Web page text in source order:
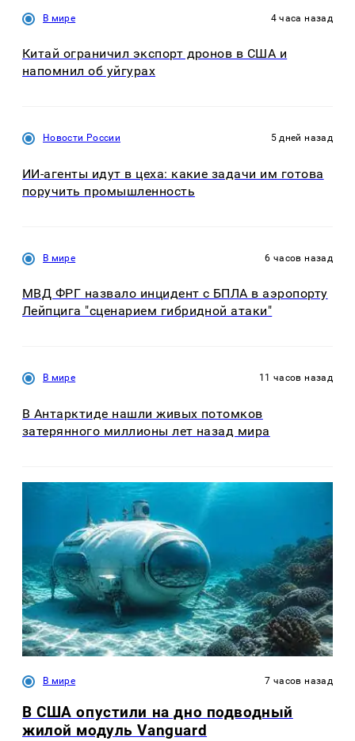
В мире 4 часа назад
Китай ограничил экспорт дронов в США и
напомнил об уйгурах
Новости России 5 дней назад
ИИ-агенты идут в цеха: какие задачи им готова
поручить промышленность
В мире 6 часов назад
МВД ФРГ назвало инцидент с БПЛА в аэропорту
Лейпцига "сценарием гибридной атаки"
В мире 11 часов назад
В Антарктиде нашли живых потомков
затерянного миллионы лет назад мира
В мире 7 часов назад
В США опустили на дно подводный
жилой модуль Vanguard